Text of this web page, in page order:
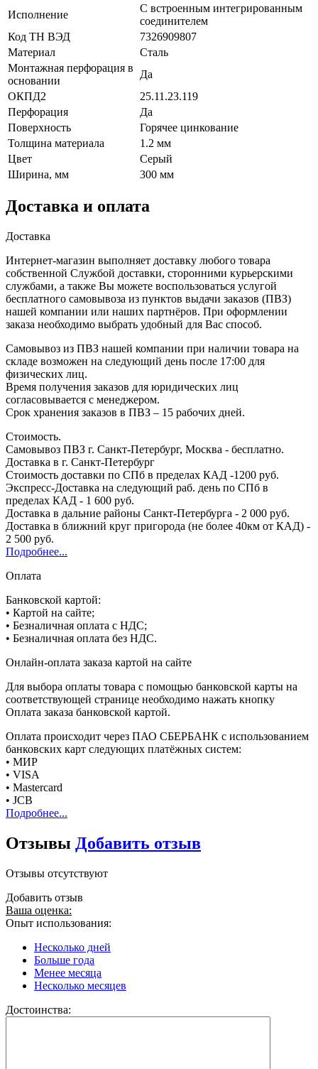
Исполнение
С встроенным интегрированным
соединителем
Код ТН ВЭД
7326909807
Материал
Сталь
Монтажная перфорация в
основании
Да
ОКПД2
25.11.23.119
Перфорация
Да
Поверхность
Горячее цинкование
Толщина материала
1.2 мм
Цвет
Серый
Ширина, мм
300 мм
Доставка и оплата
Доставка
Интернет-магазин выполняет доставку любого товара
собственной Службой доставки, сторонними курьерскими
службами, а также Вы можете воспользоваться услугой
бесплатного самовывоза из пунктов выдачи заказов (ПВЗ)
нашей компании или наших партнёров. При оформлении
заказа необходимо выбрать удобный для Вас способ.
Самовывоз из ПВЗ нашей компании при наличии товара на
складе возможен на следующий день после 17:00 для
физических лиц.
Время получения заказов для юридических лиц
согласовывается с менеджером.
Срок хранения заказов в ПВЗ – 15 рабочих дней.
Стоимость.
Самовывоз ПВЗ г. Санкт-Петербург, Москва - бесплатно.
Доставка в г. Санкт-Петербург
Стоимость доставки по СПб в пределах КАД -1200 руб.
Экспресс-Доставка на следующий раб. день по СПб в
пределах КАД - 1 600 руб.
Доставка в дальние районы Санкт-Петербурга - 2 000 руб.
Доставка в ближний круг пригорода (не более 40км от КАД) -
2 500 руб.
Подробнее...
Оплата
Банковской картой:
• Картой на сайте;
• Безналичная оплата с НДС;
• Безналичная оплата без НДС.
Онлайн-оплата заказа картой на сайте
Для выбора оплаты товара с помощью банковской карты на
соответствующей странице необходимо нажать кнопку
Оплата заказа банковской картой.
Оплата происходит через ПАО СБЕРБАНК с использованием
банковских карт следующих платёжных систем:
• МИР
• VISA
• Mastercard
• JCB
Подробнее...
Отзывы Добавить отзыв
Отзывы отсутствуют
Добавить отзыв
Ваша оценка:
Опыт использования:
Несколько дней
Больше года
Менее месяца
Несколько месяцев
Достоинства: